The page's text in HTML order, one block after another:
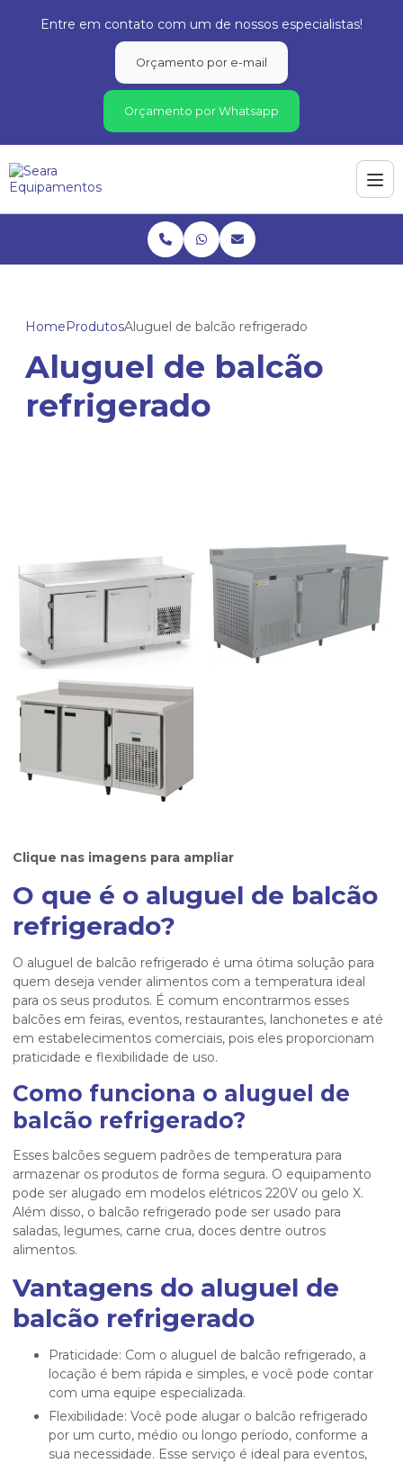
Entre em contato com um de nossos especialistas!
Orçamento por e-mail
Orçamento por Whatsapp
HomeProdutosAluguel de balcão refrigerado
Aluguel de balcão
refrigerado
Clique nas imagens para ampliar
O que é o aluguel de balcão
refrigerado?
O aluguel de balcão refrigerado é uma ótima solução para
quem deseja vender alimentos com a temperatura ideal
para os seus produtos. É comum encontrarmos esses
balcões em feiras, eventos, restaurantes, lanchonetes e até
em estabelecimentos comerciais, pois eles proporcionam
praticidade e flexibilidade de uso.
Como funciona o aluguel de
balcão refrigerado?
Esses balcões seguem padrões de temperatura para
armazenar os produtos de forma segura. O equipamento
pode ser alugado em modelos elétricos 220V ou gelo X.
Além disso, o balcão refrigerado pode ser usado para
saladas, legumes, carne crua, doces dentre outros
alimentos.
Vantagens do aluguel de
balcão refrigerado
Praticidade: Com o aluguel de balcão refrigerado, a
locação é bem rápida e simples, e você pode contar
com uma equipe especializada.
Flexibilidade: Você pode alugar o balcão refrigerado
por um curto, médio ou longo período, conforme a
sua necessidade. Esse serviço é ideal para eventos,